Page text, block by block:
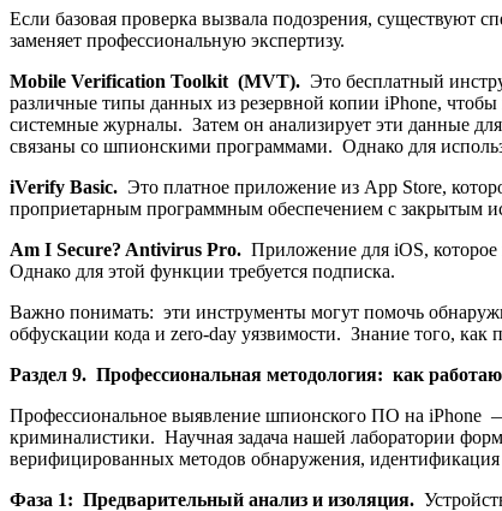
Если базовая проверка вызвала подозрения, существуют
заменяет профессиональную экспертизу.
Mobile Verification Toolkit (MVT). Это бесплатный
различные типы данных из резервной копии iPhone,
системные журналы. Затем он анализирует эти данные
связаны со шпионскими программами. Однако для
iVerify Basic. Это платное приложение из App Store,
проприетарным программным обеспечением с закрытым
Am I Secure? Antivirus Pro. Приложение для iOS,
Однако для этой функции требуется подписка.
Важно понимать: эти инструменты могут помочь
обфускации кода и zero-day уязвимости. Знание того,
Раздел 9. Профессиональная методология: как
Профессиональное выявление шпионского ПО на iPhone
криминалистики. Научная задача нашей лаборатории
верифицированных методов обнаружения,
Фаза 1: Предварительный анализ и изоляция.